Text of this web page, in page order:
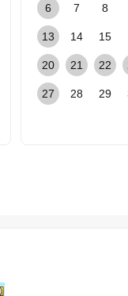
6 7 8
13 14 15
20 21 22
27 28 29